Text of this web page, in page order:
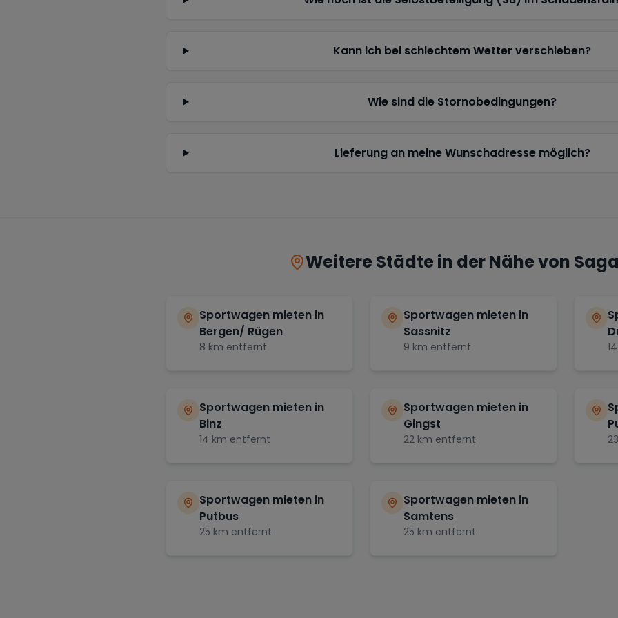
Kann ich bei schlechtem Wetter verschieben?
Wie sind die Stornobedingungen?
Lieferung an meine Wunschadresse möglich?
Weitere Städte in der Nähe von
Sportwagen mieten in
Bergen/ Rügen
8 km entfernt
Sportwagen mieten in
Sassnitz
9 km entfernt 14
Sportwagen mieten in
Binz
14 km entfernt
Sportwagen mieten in
Gingst
22 km entfernt 23
Sportwagen mieten in
Putbus
25 km entfernt
Sportwagen mieten in
Samtens
25 km entfernt